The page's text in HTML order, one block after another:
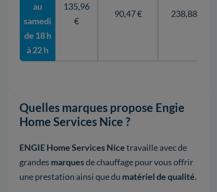
au
samedi
de 18 h
à 22 h
135,96
€
90,47 € 238,88 €
Quelles marques propose Engie
Home Services Nice ?
ENGIE Home Services Nicetravaille avec de
grandes marquesde chauffage pour vous offrir
une prestation ainsi que du matériel de qualité.